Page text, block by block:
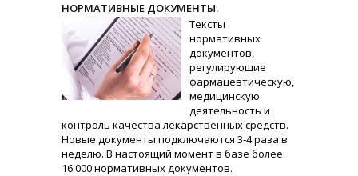
НОРМАТИВНЫЕ ДОКУМЕНТЫ.
Тексты
нормативных
документов,
регулирующие
фармацевтическую,
медицинскую
деятельность и
контроль качества лекарственных средств.
Новые документы подключаются 3-4 раза в
неделю. В настоящий момент в базе более
16 000 нормативных документов.